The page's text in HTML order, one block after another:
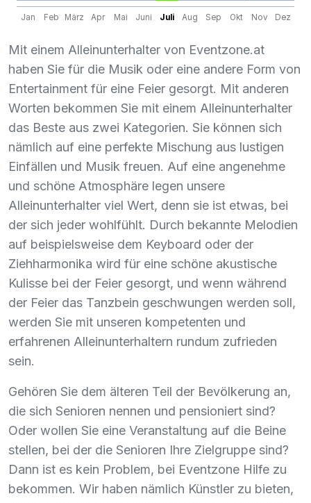
Jan Feb März Apr Mai Juni Juli Aug Sep Okt Nov Dez
Mit einem Alleinunterhalter von Eventzone.at
haben Sie für die Musik oder eine andere Form von
Entertainment für eine Feier gesorgt. Mit anderen
Worten bekommen Sie mit einem Alleinunterhalter
das Beste aus zwei Kategorien. Sie können sich
nämlich auf eine perfekte Mischung aus lustigen
Einfällen und Musik freuen. Auf eine angenehme
und schöne Atmosphäre legen unsere
Alleinunterhalter viel Wert, denn sie ist etwas, bei
der sich jeder wohlfühlt. Durch bekannte Melodien
auf beispielsweise dem Keyboard oder der
Ziehharmonika wird für eine schöne akustische
Kulisse bei der Feier gesorgt, und wenn während
der Feier das Tanzbein geschwungen werden soll,
werden Sie mit unseren kompetenten und
erfahrenen Alleinunterhaltern rundum zufrieden
sein.
Gehören Sie dem älteren Teil der Bevölkerung an,
die sich Senioren nennen und pensioniert sind?
Oder wollen Sie eine Veranstaltung auf die Beine
stellen, bei der die Senioren Ihre Zielgruppe sind?
Dann ist es kein Problem, bei Eventzone Hilfe zu
bekommen. Wir haben nämlich Künstler zu bieten,